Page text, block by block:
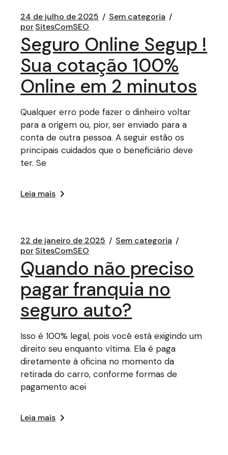
24 de julho de 2025
Sem categoria
porSitesComSEO
Seguro Online Segup !
Sua cotação 100%
Online em 2 minutos
Qualquer erro pode fazer o dinheiro voltar
para a origem ou, pior, ser enviado para a
conta de outra pessoa. A seguir estão os
principais cuidados que o beneficiário deve
ter. Se
Leia mais
22 de janeiro de 2025
Sem categoria
porSitesComSEO
Quando não preciso
pagar franquia no
seguro auto?
Isso é 100% legal, pois você está exigindo um
direito seu enquanto vítima. Ela é paga
diretamente à oficina no momento da
retirada do carro, conforme formas de
pagamento acei
Leia mais